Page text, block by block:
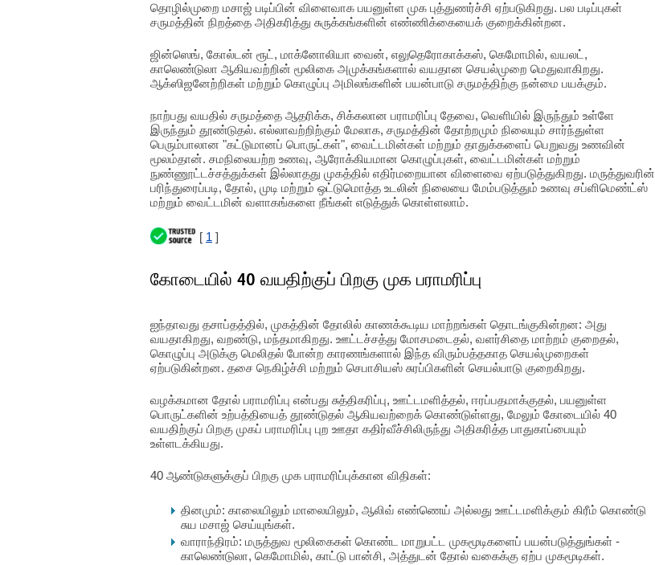
தொழில்முறை மசாஜ் படிப்பின் விளைவாக பயனுள்ள முக புத்துணர்ச்சி ஏற்படுகிறது. பல படிப்புகள்
சருமத்தின் நிறத்தை அதிகரித்து சுருக்கங்களின் எண்ணிக்கையைக் குறைக்கின்றன.
ஜின்ஸெங், கோல்டன் ரூட், மாக்னோலியா வைன், எலுதெரோகாக்கஸ், கெமோமில், வயலட்,
காலெண்டுலா ஆகியவற்றின் மூலிகை அமுக்கங்களால் வயதான செயல்முறை மெதுவாகிறது.
ஆக்ஸிஜனேற்றிகள் மற்றும் கொழுப்பு அமிலங்களின் பயன்பாடு சருமத்திற்கு நன்மை பயக்கும்.
நாற்பது வயதில் சருமத்தை ஆதரிக்க, சிக்கலான பராமரிப்பு தேவை, வெளியில் இருந்தும் உள்ளே
இருந்தும் தூண்டுதல். எல்லாவற்றிற்கும் மேலாக, சருமத்தின் தோற்றமும் நிலையும் சார்ந்துள்ள
பெரும்பாலான "கட்டுமானப் பொருட்கள்", வைட்டமின்கள் மற்றும் தாதுக்களைப் பெறுவது உணவின்
மூலம்தான். சமநிலையற்ற உணவு, ஆரோக்கியமான கொழுப்புகள், வைட்டமின்கள் மற்றும்
நுண்ணூட்டச்சத்துக்கள் இல்லாதது முகத்தில் எதிர்மறையான விளைவை ஏற்படுத்துகிறது. மருத்துவரின்
பரிந்துரைப்படி, தோல், முடி மற்றும் ஒட்டுமொத்த உடலின் நிலையை மேம்படுத்தும் உணவு சப்ளிமெண்ட்ஸ்
மற்றும் வைட்டமின் வளாகங்களை நீங்கள் எடுத்துக் கொள்ளலாம்.
[ 1 ]
கோடையில் 40 வயதிற்குப் பிறகு முக பராமரிப்பு
ஐந்தாவது தசாப்தத்தில், முகத்தின் தோலில் காணக்கூடிய மாற்றங்கள் தொடங்குகின்றன: அது
வயதாகிறது, வறண்டு, மந்தமாகிறது. ஊட்டச்சத்து மோசமடைதல், வளர்சிதை மாற்றம் குறைதல்,
கொழுப்பு அடுக்கு மெலிதல் போன்ற காரணங்களால் இந்த விரும்பத்தகாத செயல்முறைகள்
ஏற்படுகின்றன. தசை நெகிழ்ச்சி மற்றும் செபாசியஸ் சுரப்பிகளின் செயல்பாடு குறைகிறது.
வழக்கமான தோல் பராமரிப்பு என்பது சுத்திகரிப்பு, ஊட்டமளித்தல், ஈரப்பதமாக்குதல், பயனுள்ள
பொருட்களின் உற்பத்தியைத் தூண்டுதல் ஆகியவற்றைக் கொண்டுள்ளது, மேலும் கோடையில் 40
வயதிற்குப் பிறகு முகப் பராமரிப்பு புற ஊதா கதிர்வீச்சிலிருந்து அதிகரித்த பாதுகாப்பையும்
உள்ளடக்கியது.
40 ஆண்டுகளுக்குப் பிறகு முக பராமரிப்புக்கான விதிகள்:
தினமும்: காலையிலும் மாலையிலும், ஆலிவ் எண்ணெய் அல்லது ஊட்டமளிக்கும் கிரீம் கொண்டு
சுய மசாஜ் செய்யுங்கள்.
வாராந்திரம்: மருத்துவ மூலிகைகள் கொண்ட மாறுபட்ட முகமூடிகளைப் பயன்படுத்துங்கள் -
காலெண்டுலா, கெமோமில், காட்டு பான்சி, அத்துடன் தோல் வகைக்கு ஏற்ப முகமூடிகள்.